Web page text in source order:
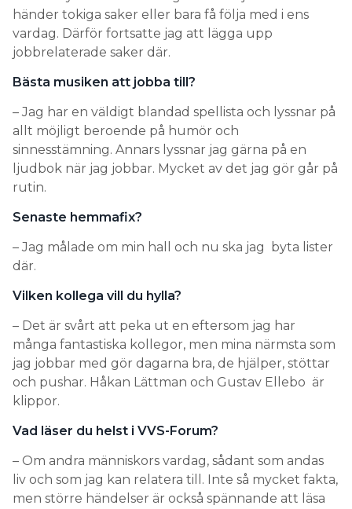
händer tokiga saker eller bara få följa med i ens
vardag. Därför fortsatte jag att lägga upp
jobbrelaterade saker där.
Bästa musiken att jobba till?
– Jag har en väldigt blandad spellista och lyssnar på
allt möjligt beroende på humör och
sinnesstämning. Annars lyssnar jag gärna på en
ljudbok när jag jobbar. Mycket av det jag gör går på
rutin.
Senaste hemmafix?
– Jag målade om min hall och nu ska jag byta lister
där.
Vilken kollega vill du hylla?
– Det är svårt att peka ut en eftersom jag har
många fantastiska kollegor, men mina närmsta som
jag jobbar med gör dagarna bra, de hjälper, stöttar
och pushar. Håkan Lättman och Gustav Ellebo är
klippor.
Vad läser du helst i VVS-Forum?
– Om andra människors vardag, sådant som andas
liv och som jag kan relatera till. Inte så mycket fakta,
men större händelser är också spännande att läsa